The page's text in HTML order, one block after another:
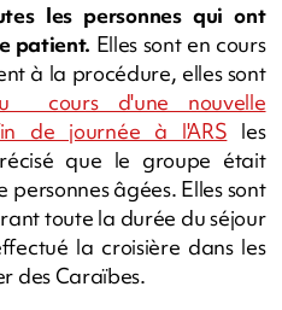
les personnes qui ont
patient. Elles sont en cours
à la procédure, elles sont
cours d'une nouvelle
de journée à l'ARS les
que le groupe était
personnes âgées. Elles sont
toute la durée du séjour
la croisière dans les
des Caraïbes.